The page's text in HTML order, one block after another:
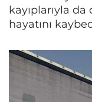
kayıplarıyla
hayatını